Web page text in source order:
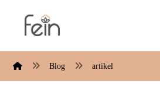
Blog artikel